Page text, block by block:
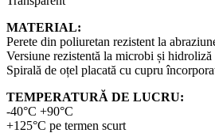
MATERIAL:
Perete din poliuretan rezistent la
Versiune rezistentă la microbi și hidroliză
Spirală de oțel placată cu cupru
TEMPERATURĂ DE LUCRU:
-40°C +90°C
+125°C pe termen scurt